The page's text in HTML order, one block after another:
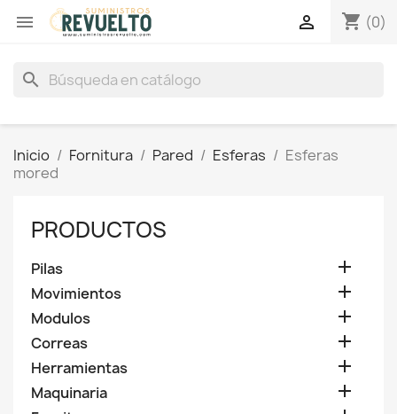
 shopping_cart (0)

search
Inicio Fornitura Pared Esferas
Esferas
mored
PRODUCTOS
Pilas 
Movimientos 
Modulos 
Correas 
Herramientas 
Maquinaria 